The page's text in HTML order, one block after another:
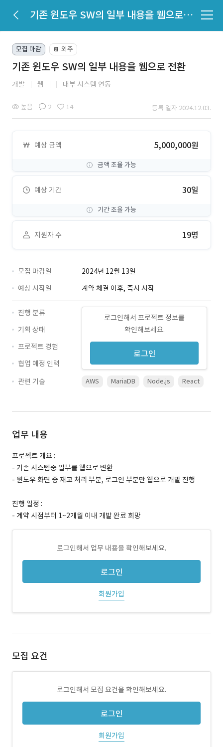
기존 윈도우 SW의 일부 내용을 웹으로 전환
모집 마감 📔 외주
기존 윈도우 SW의 일부 내용을 웹으로 전환
개발 웹 내부 시스템 연동
높음 2 14 등록 일자 2024.12.03.
예상 금액 5,000,000원
금액 조율 가능
예상 기간 30일
기간 조율 가능
지원자 수 19명
모집 마감일
2024년 12월 13일
예상 시작일
계약 체결 이후, 즉시 시작
로그인해서 프로젝트 정보를
확인해보세요.
로그인
진행 분류
기획 상태
프로젝트 경험
협업 예정 인력
관련 기술
AWS MariaDB Node.js React
업무 내용
프로젝트 개요 :
- 기존 시스템중 일부를 웹으로 변환
- 윈도우 화면 중 재고 처리 부분, 로그인 부분만 웹으로 개발 진행
진행 일정 :
- 계약 시점부터 1~2개월 이내 개발 완료 희망
로그인해서 업무 내용을 확인해보세요.
로그인
회원가입
모집 요건
로그인해서 모집 요건을 확인해보세요.
로그인
회원가입